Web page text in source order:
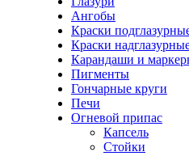
Ангобы
Краски
Краски
Карандаши и
Пигменты
Гончарные круги
Печи
Огневой припас
Капсель
Стойки